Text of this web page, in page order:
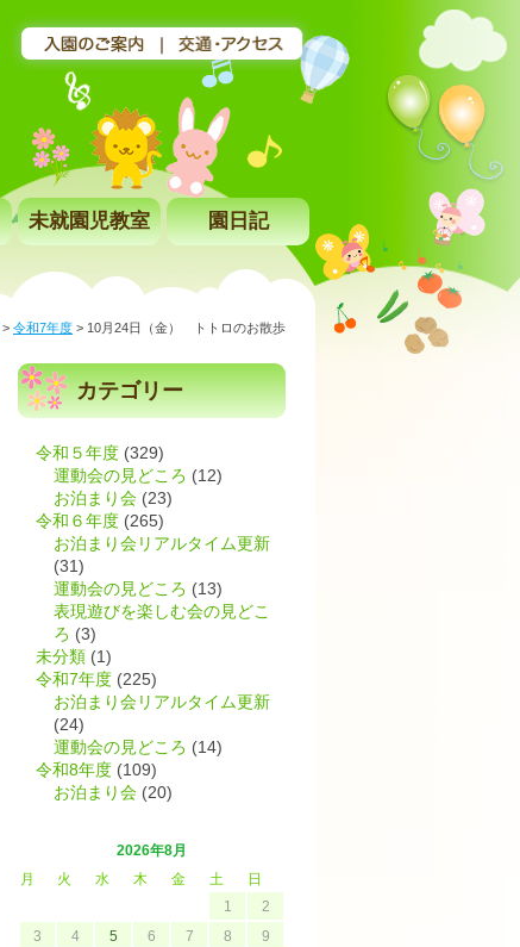
未就園児教室 園日記
> 令和7年度 > 10月24日（金） トトロのお散歩
カテゴリー
令和５年度 (329)
運動会の見どころ (12)
お泊まり会 (23)
令和６年度 (265)
お泊まり会リアルタイム更新
(31)
運動会の見どころ (13)
表現遊びを楽しむ会の見どこ
ろ (3)
未分類 (1)
令和7年度 (225)
お泊まり会リアルタイム更新
(24)
運動会の見どころ (14)
令和8年度 (109)
お泊まり会 (20)
2026年8月
月
火 水 木 金 土
日
1
2
3
4 5 6 7 8
9